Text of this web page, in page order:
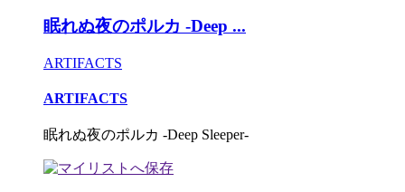
眠れぬ夜のポルカ -Deep ...
ARTIFACTS
ARTIFACTS
眠れぬ夜のポルカ -Deep Sleeper-